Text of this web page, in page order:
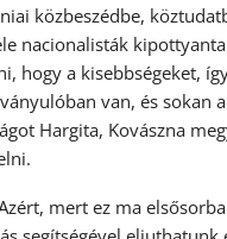
közbeszédbe,
nacionalisták
hogy a kisebbségeket,
van, és sokan
Hargita, Kovászna
mert ez ma